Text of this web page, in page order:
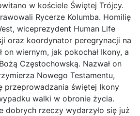
w kościele Świętej Trójcy.
Rycerze Kolumba. Homilię
wiceprezydent Human Life
oraz koordynator peregrynacji na
on wiernym, jak pokochał Ikony, a
Częstochowską. Nazwał on
Nowego Testamentu,
przeprowadzania świętej Ikony
walki w obronie życia.
dobrych rzeczy wydarzyło się już